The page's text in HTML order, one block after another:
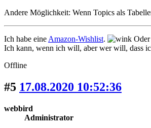
Andere Möglichkeit: Wenn Topics als
Ich habe eine Amazon-Wishlist. Oder
Ich kann, wenn ich will, aber wer will, dass
Offline
#5 17.08.2020 10:52:36
webbird
Administrator